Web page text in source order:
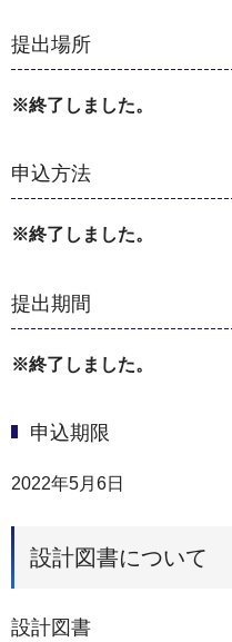
提出場所
※終了しました。
申込方法
※終了しました。
提出期間
※終了しました。
申込期限
2022年5月6日
設計図書について
設計図書